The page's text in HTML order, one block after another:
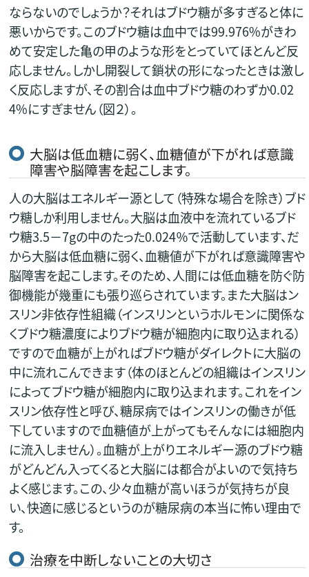
ならないのでしょうか？それはブドウ糖が多すぎると体に
悪いからです。このブドウ糖は血中では99.976%がきわ
めて安定した亀の甲のような形をとっていてほとんど反
応しません。しかし開裂して鎖状の形になったときは激し
く反応しますが、その割合は血中ブドウ糖のわずか0.02
4%にすぎません（図２）。
大脳は低血糖に弱く、血糖値が下がれば意識
障害や脳障害を起こします。
人の大脳はエネルギー源として（特殊な場合を除き）ブド
ウ糖しか利用しません。大脳は血液中を流れているブド
ウ糖3.5－7gの中のたった0.024％で活動しています、だ
から大脳は低血糖に弱く、血糖値が下がれば意識障害や
脳障害を起こします。そのため、人間には低血糖を防ぐ防
御機能が幾重にも張り巡らされています。また大脳はン
スリン非依存性組織（インスリンというホルモンに関係な
くブドウ糖濃度によりブドウ糖が細胞内に取り込まれる）
ですので血糖が上がればブドウ糖がダイレクトに大脳の
中に流れこんできます（体のほとんどの組織はインスリン
によってブドウ糖が細胞内に取り込まれます。これをイン
スリン依存性と呼び、糖尿病ではインスリンの働きが低
下していますので血糖値が上がってもそんなには細胞内
に流入しません）。血糖が上がりエネルギー源のブドウ糖
がどんどん入ってくると大脳には都合がよいので気持ち
よく感じます。この、少々血糖が高いほうが気持ちが良
い、快適に感じるというのが糖尿病の本当に怖い理由で
す。
治療を中断しないことの大切さ